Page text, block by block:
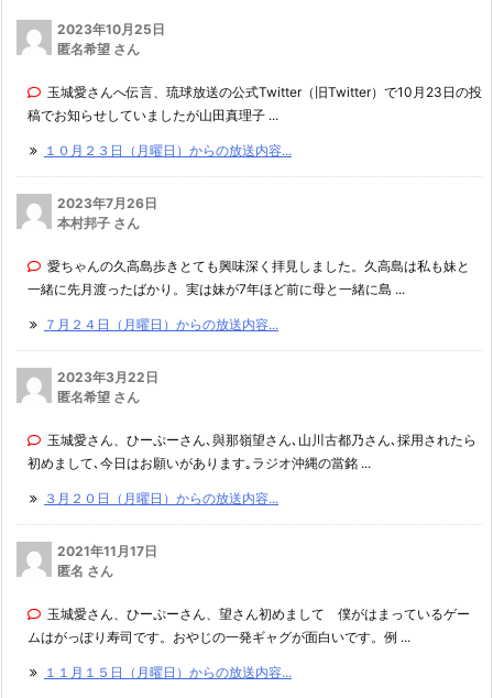
2023年10月25日
匿名希望 さん
玉城愛さんへ伝言、琉球放送の公式Twitter（旧Twitter）で10月23日の投
稿でお知らせしていましたが山田真理子 ...
１０月２３日（月曜日）からの放送内容...
2023年7月26日
本村邦子 さん
愛ちゃんの久高島歩きとても興味深く拝見しました。久高島は私も妹と
一緒に先月渡ったばかり。実は妹が7年ほど前に母と一緒に島 ...
７月２４日（月曜日）からの放送内容...
2023年3月22日
匿名希望 さん
玉城愛さん、ひーぷーさん､與那嶺望さん､山川古都乃さん､採用されたら
初めまして､今日はお願いがあります｡ラジオ沖縄の當銘 ...
３月２０日（月曜日）からの放送内容...
2021年11月17日
匿名 さん
玉城愛さん、ひーぷーさん、望さん初めまして 僕がはまっているゲー
ムはがっぽり寿司です。おやじの一発ギャグが面白いです。例 ...
１１月１５日（月曜日）からの放送内容...